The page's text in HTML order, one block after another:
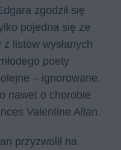
zgodził się
pojedna się ze
listów wysłanych
poety
– ignorowane.
nawet o chorobie
Valentine Allan.
przyzwolił na